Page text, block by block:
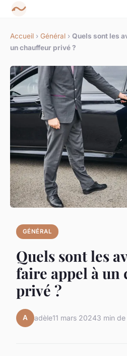
Accueil › Général › Quels sont les
un chauffeur privé ?
GÉNÉRAL
Quels sont les
faire appel à un
privé ?
A adèle11 mars 20243 min